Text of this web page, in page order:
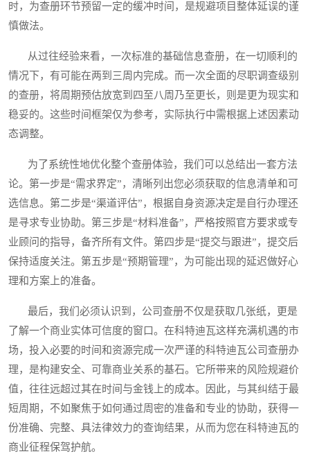
时，为查册环节预留一定的缓冲时间，是规避项目整体延误的谨
慎做法。
从过往经验来看，一次标准的基础信息查册，在一切顺利的
情况下，有可能在两到三周内完成。而一次全面的尽职调查级别
的查册，将周期预估放宽到四至八周乃至更长，则是更为现实和
稳妥的。这些时间框架仅为参考，实际执行中需根据上述因素动
态调整。
为了系统性地优化整个查册体验，我们可以总结出一套方法
论。第一步是“需求界定”，清晰列出您必须获取的信息清单和可
选信息。第二步是“渠道评估”，根据自身资源决定是自行办理还
是寻求专业协助。第三步是“材料准备”，严格按照官方要求或专
业顾问的指导，备齐所有文件。第四步是“提交与跟进”，提交后
保持适度关注。第五步是“预期管理”，为可能出现的延迟做好心
理和方案上的准备。
最后，我们必须认识到，公司查册不仅是获取几张纸，更是
了解一个商业实体可信度的窗口。在科特迪瓦这样充满机遇的市
场，投入必要的时间和资源完成一次严谨的科特迪瓦公司查册办
理，是构建安全、可靠商业关系的基石。它所带来的风险规避价
值，往往远超过其在时间与金钱上的成本。因此，与其纠结于最
短周期，不如聚焦于如何通过周密的准备和专业的协助，获得一
份准确、完整、具法律效力的查询结果，从而为您在科特迪瓦的
商业征程保驾护航。